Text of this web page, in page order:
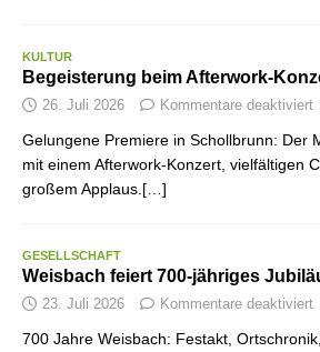
KULTUR
Begeisterung beim Afterwork-
26. Juli 2026 Kommentare deaktiviert
Gelungene Premiere in Schollbrunn: Der
mit einem Afterwork-Konzert, vielfältigen
großem Applaus.[…]
GESELLSCHAFT
Weisbach feiert 700-jähriges
23. Juli 2026 Kommentare deaktiviert
700 Jahre Weisbach: Festakt,